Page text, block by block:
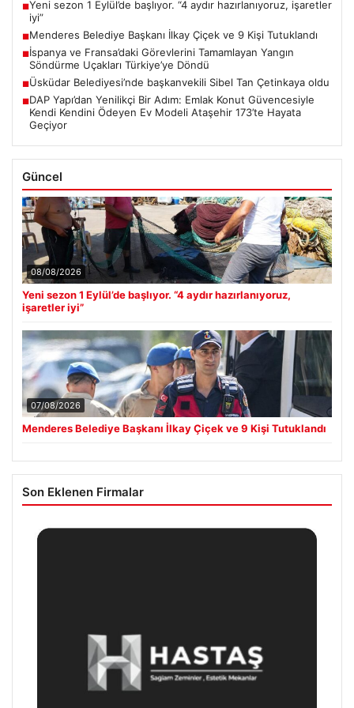
■Yeni sezon 1 Eylül’de başlıyor. “4 aydır hazırlanıyoruz, işaretler
iyi”
■Menderes Belediye Başkanı İlkay Çiçek ve 9 Kişi Tutuklandı
■İspanya ve Fransa’daki Görevlerini Tamamlayan Yangın
Söndürme Uçakları Türkiye’ye Döndü
■Üsküdar Belediyesi’nde başkanvekili Sibel Tan Çetinkaya oldu
■DAP Yapı’dan Yenilikçi Bir Adım: Emlak Konut Güvencesiyle
Kendi Kendini Ödeyen Ev Modeli Ataşehir 173’te Hayata
Geçiyor
Güncel
08/08/2026
Yeni sezon 1 Eylül’de başlıyor. “4 aydır hazırlanıyoruz,
işaretler iyi”
07/08/2026
Menderes Belediye Başkanı İlkay Çiçek ve 9 Kişi Tutuklandı
Son Eklenen Firmalar